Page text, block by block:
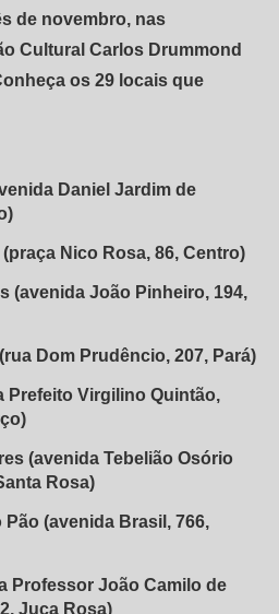
de novembro, nas
Cultural Carlos Drummond
os 29 locais que
Daniel Jardim de
Nico Rosa, 86, Centro)
(avenida João Pinheiro, 194,
Dom Prudêncio, 207, Pará)
Prefeito Virgilino Quintão,
(avenida Tebelião Osório
Rosa)
Pão (avenida Brasil, 766,
Professor João Camilo de
Juca Rosa)